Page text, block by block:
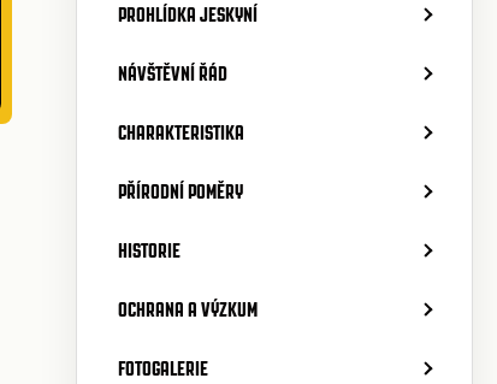
PROHLÍDKA JESKYNÍ
NÁVŠTĚVNÍ ŘÁD
CHARAKTERISTIKA
PŘÍRODNÍ POMĚRY
HISTORIE
OCHRANA A VÝZKUM
FOTOGALERIE